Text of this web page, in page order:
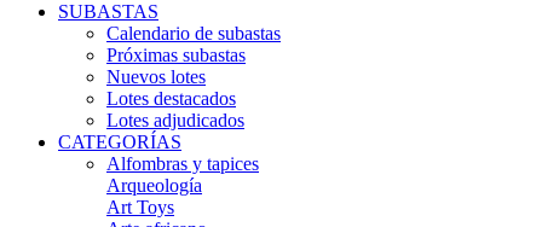
SUBASTAS
Calendario de subastas
Próximas subastas
Nuevos lotes
Lotes destacados
Lotes adjudicados
CATEGORÍAS
Alfombras y tapices
Arqueología
Art Toys